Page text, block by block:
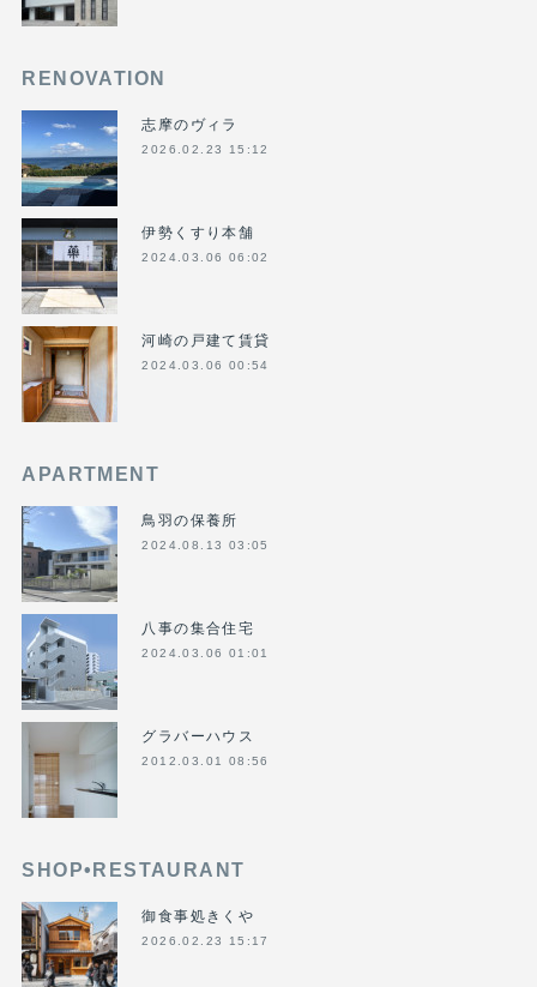
RENOVATION
志摩のヴィラ
2026.02.23 15:12
伊勢くすり本舗
2024.03.06 06:02
河崎の戸建て賃貸
2024.03.06 00:54
APARTMENT
鳥羽の保養所
2024.08.13 03:05
八事の集合住宅
2024.03.06 01:01
グラバーハウス
2012.03.01 08:56
SHOP•RESTAURANT
御食事処きくや
2026.02.23 15:17